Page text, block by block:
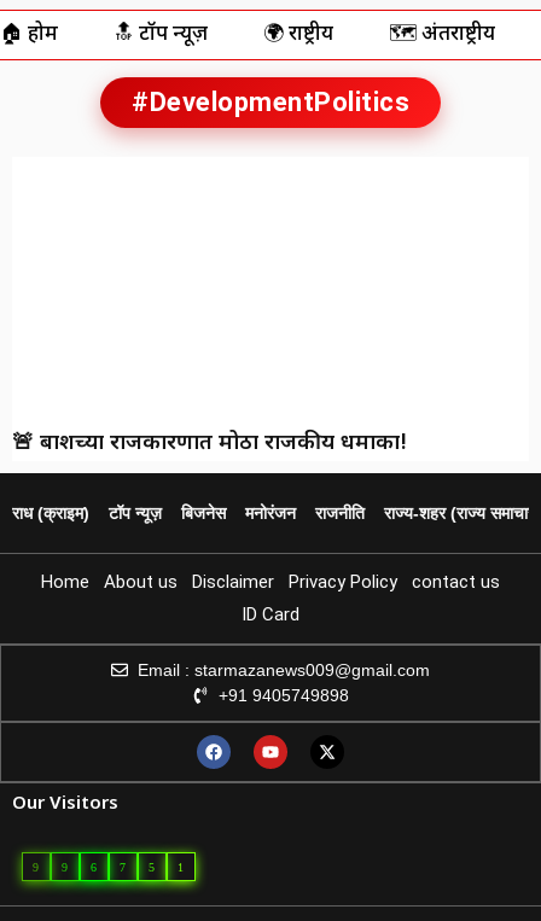
🏠 होम 🔝 टॉप न्यूज़ 🌍 राष्ट्रीय 🗺️ अंतर्राष्ट्रीय
#DevelopmentPolitics
🚨 बार्शीच्या राजकारणात मोठा राजकीय धमाका!
(क्राइम) टॉप न्यूज़ बिजनेस मनोरंजन राजनीति राज्य‑शहर (राज्य समाचार)
Home About us Disclaimer Privacy Policy
contact us
ID Card
Email : starmazanews009@gmail.com
+91 9405749898
Our Visitors
9 9 6 7 5 1